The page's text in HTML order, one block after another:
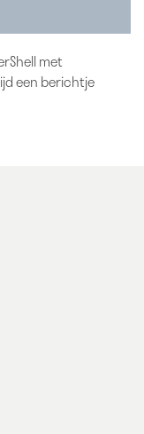
met
een berichtje